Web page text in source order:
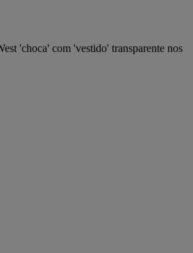
'choca' com 'vestido' transparente nos